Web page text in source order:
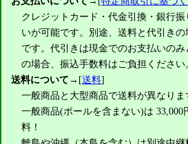
クレジットカード・代金引換・銀行
いが可能です。別途、送料と代引き
です。代引きは現金でのお支払いの
の場合、振込手数料はご負担ください
送料について→[送料]
一般商品と大型商品で送料が異なりま
一般商品(ポールを含まない)は 33,000
料！